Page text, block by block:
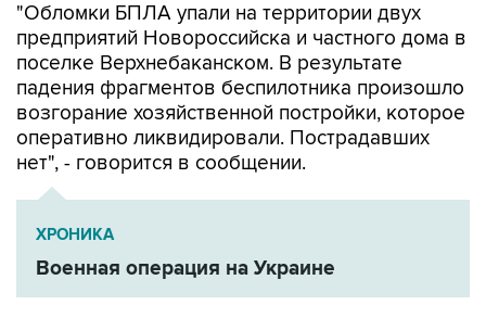
"Обломки БПЛА упали на территории двух
предприятий Новороссийска и частного дома в
поселке Верхнебаканском. В результате
падения фрагментов беспилотника произошло
возгорание хозяйственной постройки, которое
оперативно ликвидировали. Пострадавших
нет", - говорится в сообщении.
ХРОНИКА
Военная операция на Украине